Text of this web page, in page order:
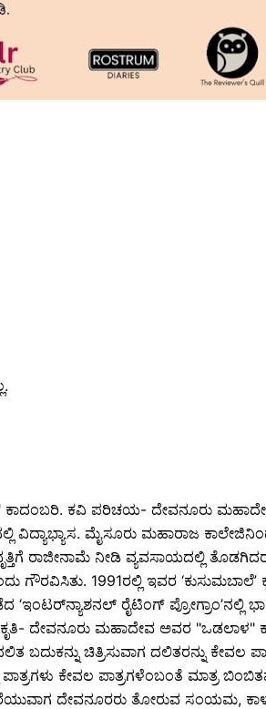
ಕವಿ ಪರಿಚಯ- ದೇವನೂರು
ವಿದ್ಯಾಭ್ಯಾಸ. ಮೈಸೂರು ಮಹಾರಾಜ
ರಾಜೀನಾಮೆ ನೀಡಿ ವ್ಯವಸಾಯದಲ್ಲಿ
ಗೌರವಿಸಿತು. 1991ರಲ್ಲಿ ಇವರ ‘ಕುಸುಮಬಾಲೆ’
ರೈಟಿಂಗ್ ಪ್ರೋಗ್ರಾಂ’ನಲ್ಲಿ
ಕೃತಿ- ದೇವನೂರು ಮಹಾದೇವ ಅವರ
ಚಿತ್ರಿಸುವಾಗ ದಲಿತರನ್ನು ಕೇವಲ
ಕೇವಲ ಪಾತ್ರಗಳೆಂಬಂತೆ ಮಾತ್ರ
ದೇವನೂರರು ತೋರುವ ಸಂಯಮ,